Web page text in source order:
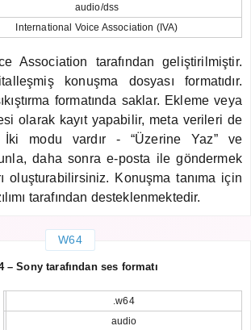
audio/dss
International Voice Association (IVA)
Association tarafından geliştirilmiştir.
konuşma dosyası formatıdır.
formatında saklar. Ekleme veya
olarak kayıt yapabilir, meta verileri de
İki modu vardır - “Üzerine Yaz” ve
daha sonra e-posta ile göndermek
oluşturabilirsiniz. Konuşma tanıma için
tarafından desteklenmektedir.
W64
– Sony tarafından ses formatı
.w64
audio